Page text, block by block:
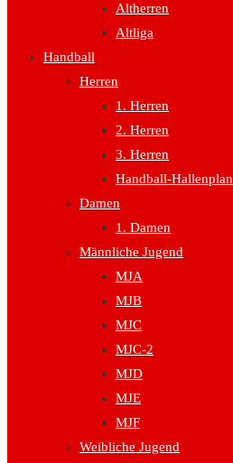
Altherren
Altliga
Handball
Herren
1. Herren
2. Herren
3. Herren
Handball-Hallenplan
Damen
1. Damen
Männliche Jugend
MJA
MJB
MJC
MJC-2
MJD
MJE
MJF
Weibliche Jugend